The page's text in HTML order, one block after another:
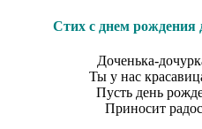
Стих с днем рождения
Доченька-
Ты у нас
Пусть день
Приносит